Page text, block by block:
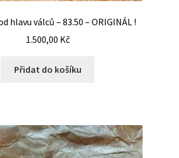
hlavu válců – 83.50 – ORIGINÁL !
1.500,00 Kč
Přidat do košíku